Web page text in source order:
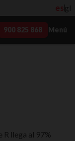
es
900 825 868 Menú
R llega al 97%